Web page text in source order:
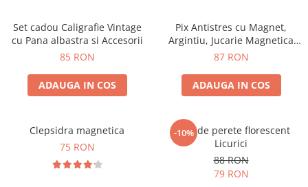
Set cadou Caligrafie Vintage
cu Pana albastra si Accesorii
85 RON
ADAUGA IN COS
Pix Antistres cu Magnet,
Argintiu, Jucarie Magnetica
pentru Birou
87 RON
ADAUGA IN COS
Clepsidra magnetica
75 RON
-10%
Ceas de perete florescent
Licurici
88 RON
79 RON